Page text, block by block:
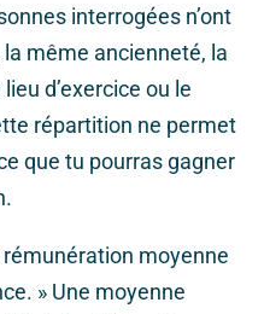
interrogées n’ont
même ancienneté, la
d’exercice ou le
répartition ne permet
que tu pourras gagner
rémunération moyenne
» Une moyenne